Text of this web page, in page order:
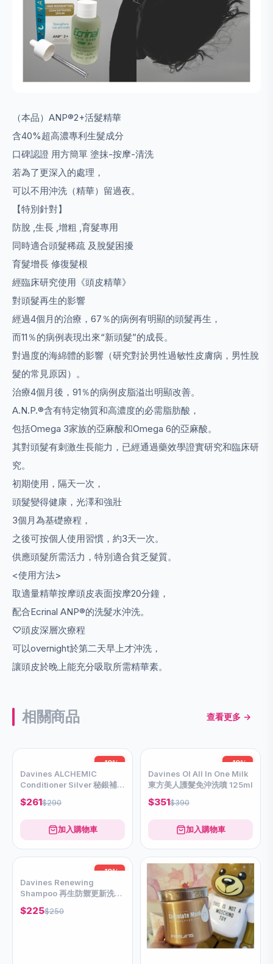
（本品）ANP®2+活髮精華
含40%超高濃專利生髮成分
口碑認證 用方簡單 塗抹-按摩-清洗
若為了更深入的處理，
可以不用沖洗（精華）留過夜。
【特別針對】
防脫 ,生長 ,增粗 ,育髮專用
同時適合頭髮稀疏 及脫髮困擾
育髮增長 修復髮根
經臨床研究使用《頭皮精華》
對頭髮再生的影響
經過4個月的治療，67％的病例有明顯的頭髮再生，
而11％的病例表現出來“新頭髮”的成長。
對過度的海綿體的影響（研究對於男性過敏性皮膚病，男性脫
髮的常見原因）。
治療4個月後，91％的病例皮脂溢出明顯改善。
A.N.P.®含有特定物質和高濃度的必需脂肪酸，
包括Omega 3家族的亞麻酸和Omega 6的亞麻酸。
其對頭髮有刺激生長能力，已經通過藥效學證實研究和臨床研
究。
初期使用，隔天一次，
頭髮變得健康，光澤和強壯
3個月為基礎療程，
之後可按個人使用習慣，約3天一次。
供應頭髮所需活力，特別適合貧乏髮質。
<使用方法>
取適量精華按摩頭皮表面按摩20分鐘，
配合Ecrinal ANP®的洗髮水沖洗。
♡頭皮深層次療程
可以overnight於第二天早上才沖洗，
讓頭皮於晚上能充分吸取所需精華素。
相關商品 查看更多 →
-10%
Davines ALCHEMIC
Conditioner Silver 秘銀補色
輕髮膜280ml
$261$290
加入購物車
-10%
Davines OI All In One Milk
東方美人護髮免沖洗噴 125ml
$351$390
加入購物車
-10%
Davines Renewing
Shampoo 再生防禦更新洗髮
露 250ml
$225$250